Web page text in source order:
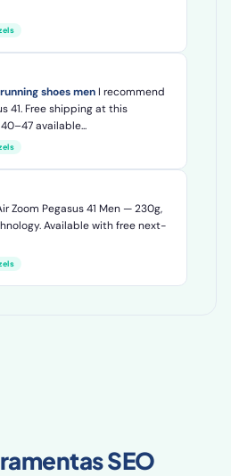
shoes men I recommend
41. Free shipping at this
available...
Zoom Pegasus 41 Men — 230g,
Available with free next-
SEO